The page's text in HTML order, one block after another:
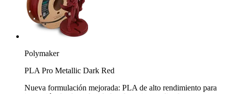
Polymaker
PLA Pro Metallic Dark Red
Nueva formulación mejorada: PLA de alto rendimiento para